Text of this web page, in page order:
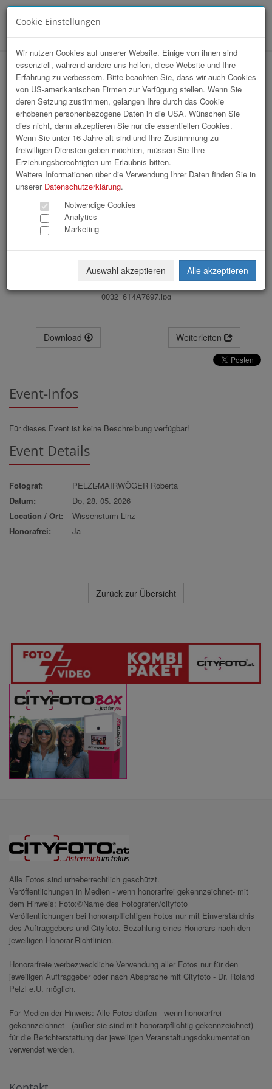
Klimabündnis Aufnahmefeier
0032_6T4A7697.jpg
Download Weiterleiten
Event-Infos
Für dieses Event ist keine Beschreibung verfügbar!
Event Details
Fotograf:
PELZL-MAIRWÖGER Roberta
Datum:
Do, 28. 05. 2026
Location / Ort:
Wissensturm Linz
Honorafrei:
Ja
Zurück zur Übersicht
Alle Fotos sind urheberrechtlich geschützt.
Veröffentlichungen in Medien - wenn honorarfrei gekennzeichnet- mit
dem Hinweis: Foto:©Name des Fotografen/cityfoto
Veröffentlichungen bei honorarpflichtigen Fotos nur mit Einverständnis
des Auftraggebers und Cityfoto. Bezahlung eines Honorars nach den
jeweiligen Honorar-Richtlinien.
Honorarfreie werbezweckliche Verwendung aller Fotos nur für den
jeweiligen Auftraggeber oder nach Absprache mit Cityfoto - Dr. Roland
Pelzl e.U. möglich.
Für Medien der Hinweis: Alle Fotos dürfen - wenn honorarfrei
gekennzeichnet - (außer sie sind mit honorarpflichtig gekennzeichnet)
für die Berichterstattung der jeweiligen Veranstaltungsdokumentation
verwendet werden.
Cookie Einstellungen
Wir nutzen Cookies auf unserer Website. Einige von ihnen sind
essenziell, während andere uns helfen, diese Website und Ihre
Erfahrung zu verbessern. Bitte beachten Sie, dass wir auch Cookies
von US-amerikanischen Firmen zur Verfügung stellen. Wenn Sie
deren Setzung zustimmen, gelangen Ihre durch das Cookie
erhobenen personenbezogene Daten in die USA. Wünschen Sie
dies nicht, dann akzeptieren Sie nur die essentiellen Cookies.
Wenn Sie unter 16 Jahre alt sind und Ihre Zustimmung zu
freiwilligen Diensten geben möchten, müssen Sie Ihre
Erziehungsberechtigten um Erlaubnis bitten.
Weitere Informationen über die Verwendung Ihrer Daten finden Sie in
unserer Datenschutzerklärung.
Notwendige Cookies
Analytics
Marketing
Auswahl akzeptieren Alle akzeptieren